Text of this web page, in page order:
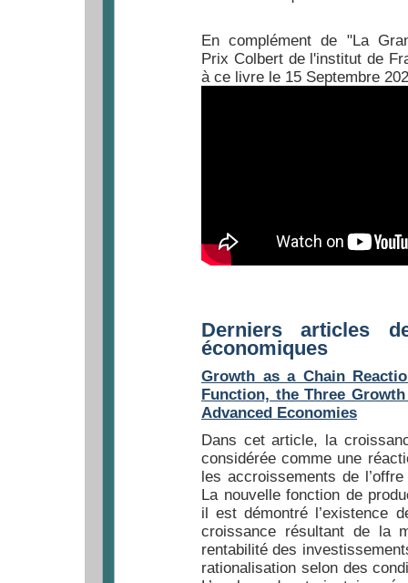
En complément de "La
Prix Colbert de l'institut de
à ce livre le 15 Septembre
Derniers articles
économiques
Growth as a Chain
Function, the Three
Advanced Economies
Dans cet article, la
considérée comme une
les accroissements de
La nouvelle fonction de
il est démontré l’existence
croissance résultant de la
rentabilité des
rationalisation selon des